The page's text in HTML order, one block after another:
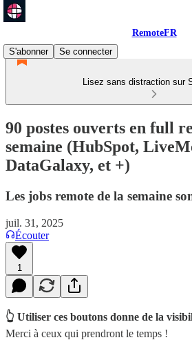
RemoteFR
S'abonner
Se connecter
Lisez sans distraction sur
90 postes ouverts en full
semaine (HubSpot,
DataGalaxy, et +)
Les jobs remote de la semaine
juil. 31, 2025
Écouter
1
👆 Utiliser ces boutons donne de la
Merci à ceux qui prendront le temps !